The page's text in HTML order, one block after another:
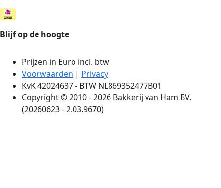
Blijf op de hoogte
Prijzen in Euro incl. btw
Voorwaarden | Privacy
KvK 42024637 - BTW NL869352477B01
Copyright © 2010 - 2026 Bakkerij van Ham BV.
(20260623 - 2.03.9670)